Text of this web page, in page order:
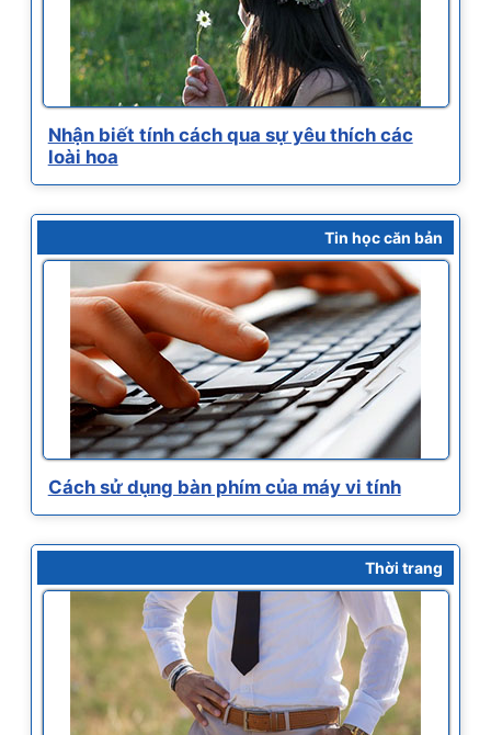
Nhận biết tính cách qua sự yêu thích các
loài hoa
Tin học căn bản
Cách sử dụng bàn phím của máy vi tính
Thời trang